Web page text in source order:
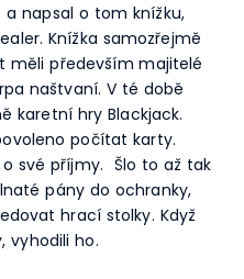
napsal o tom knížku,
Knížka samozřejmě
měli především majitelé
naštvaní. V té době
karetní hry Blackjack.
počítat karty.
své příjmy. Šlo to až tak
pány do ochranky,
hrací stolky. Když
vyhodili ho.